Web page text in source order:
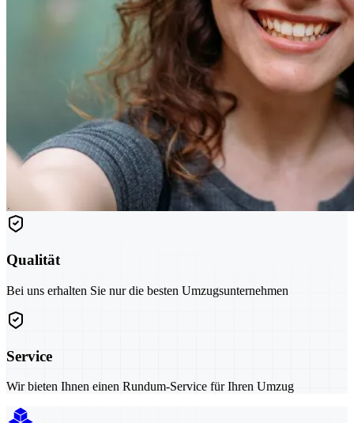
Qualität
Bei uns erhalten Sie nur die besten Umzugsunternehmen
Service
Wir bieten Ihnen einen Rundum-Service für Ihren Umzug